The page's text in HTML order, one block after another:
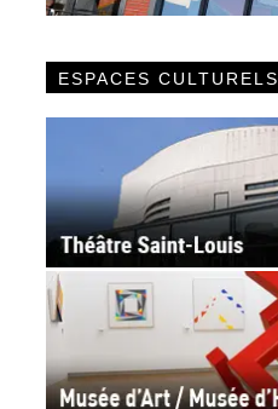
ESPACES CULTURELS